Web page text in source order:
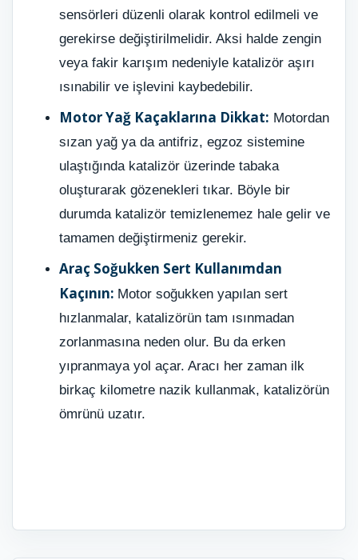
sensörleri düzenli olarak kontrol edilmeli ve
gerekirse değiştirilmelidir. Aksi halde zengin
veya fakir karışım nedeniyle katalizör aşırı
ısınabilir ve işlevini kaybedebilir.
Motor Yağ Kaçaklarına Dikkat: Motordan
sızan yağ ya da antifriz, egzoz sistemine
ulaştığında katalizör üzerinde tabaka
oluşturarak gözenekleri tıkar. Böyle bir
durumda katalizör temizlenemez hale gelir ve
tamamen değiştirmeniz gerekir.
Araç Soğukken Sert Kullanımdan
Kaçının: Motor soğukken yapılan sert
hızlanmalar, katalizörün tam ısınmadan
zorlanmasına neden olur. Bu da erken
yıpranmaya yol açar. Aracı her zaman ilk
birkaç kilometre nazik kullanmak, katalizörün
ömrünü uzatır.